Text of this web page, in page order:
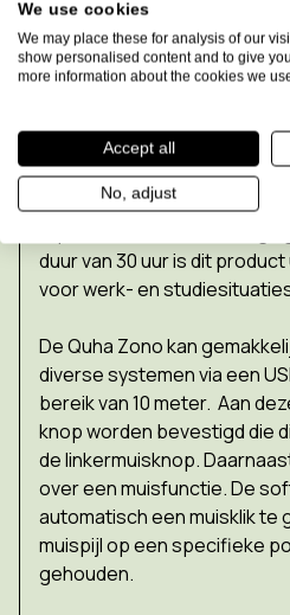
Door het beperkte gewicht
kan de Quha Zono
aan het lichaam. Er zijn
om de Quha Zono te dragen,
duur van 30 uur is dit
voor werk- en
De Quha Zono kan
diverse systemen via een
bereik van 10 meter. Aan
knop worden bevestigd die
de linkermuisknop.
over een muisfunctie. De
automatisch een muisklik te
muispijl op een specifieke
gehouden.
We use cookies
We may place these for analysis of our
show personalised content and to give
more information about the cookies we
Accept all
No, adjust